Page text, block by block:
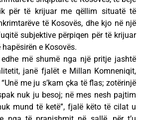
për të krijuar me qëllim situatë të
të Kosovës, dhe kjo në një
subjektive përpiqen për të krijuar
e Kosovës.
edhe më shumë nga një pritje jashtë
janë fjalët e Millan Komneniqit,
me ju s’kam çka të flas; zotërinjë
nuk ju besoj; në mes nesh pajtim
mund të ketë”, fjalë këto të cilat u